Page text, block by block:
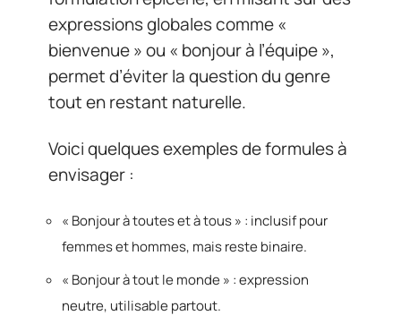
expressions globales comme «
bienvenue » ou « bonjour à l’équipe »,
permet d’éviter la question du genre
tout en restant naturelle.
Voici quelques exemples de formules à
envisager :
« Bonjour à toutes et à tous » : inclusif pour
femmes et hommes, mais reste binaire.
« Bonjour à tout le monde » : expression
neutre, utilisable partout.